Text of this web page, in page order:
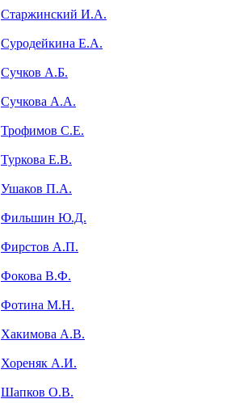
Старжинский И.А.
Суродейкина Е.А.
Сучков А.Б.
Сучкова А.А.
Трофимов С.Е.
Туркова Е.В.
Ушаков П.А.
Фильшин Ю.Д.
Фирстов А.П.
Фокова В.Ф.
Фотина М.Н.
Хакимова А.В.
Хореняк А.И.
Шапков О.В.